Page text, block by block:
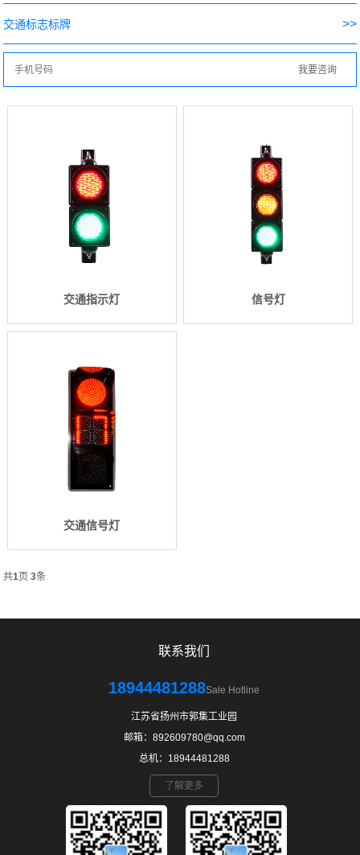
交通标志标牌 >>
交通指示灯 信号灯
交通信号灯
共1页3条
联系我们
18944481288Sale Hotline
江苏省扬州市郭集工业园
邮箱：892609780@qq.com
总机：18944481288
了解更多